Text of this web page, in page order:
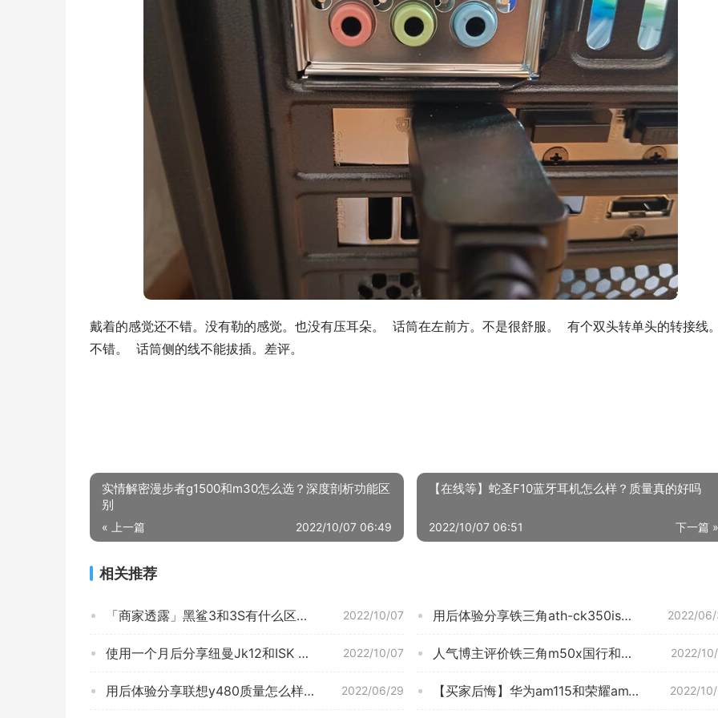
戴着的感觉还不错。没有勒的感觉。也没有压耳朵。  话筒在左前方。不是很舒服。  有个双头转单头的转接线
不错。  话筒侧的线不能拔插。差评。
实情解密漫步者g1500和m30怎么选？深度剖析功能区
别
« 上一篇 2022/10/07 06:49
【在线等】蛇圣F10蓝牙耳机怎么样？质量真的好吗
下一篇 »
2022/10/07 06:51
相关推荐
2022/10/07
「商家透露」黑鲨3和3S有什么区别？哪个更合适 2022/
用后体验分享铁三角ath-ck350is和森海塞尔cx300s怎么选？评测比较哪款好
2022/10/07
使用一个月后分享纽曼Jk12和ISK SEM5怎么选？对比哪款性价比更高 2022/
人气博主评价铁三角m50x国行和日本的区别？质量怎么样值不值得买
2022/06/29
用后体验分享联想y480质量怎么样？功能评测结果 2022/
【买家后悔】华为am115和荣耀am115的区别？应该怎么样选择